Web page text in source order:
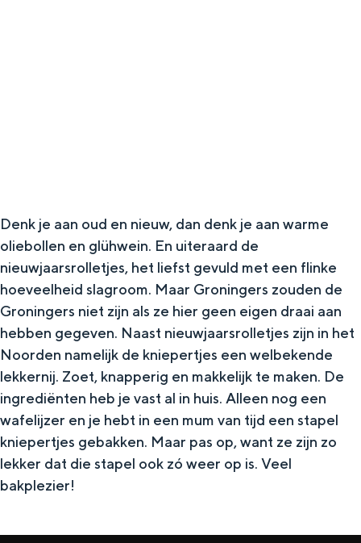
Top 10
bezienswaardigheden
In Groningen ligt het allemaal opvallend
dicht bij elkaar. De levendigheid van de
weidsheid van het ommeland en de
sporen van een eeuwenoud verleden.
Waddenkust
Denk je aan oud en nieuw, dan denk je aan warme
oliebollen en glühwein. En uiteraard de
nieuwjaarsrolletjes, het liefst gevuld met een flinke
hoeveelheid slagroom. Maar Groningers zouden de
Groningers niet zijn als ze hier geen eigen draai aan
hebben gegeven. Naast nieuwjaarsrolletjes zijn in het
Noorden namelijk de kniepertjes een welbekende
lekkernij. Zoet, knapperig en makkelijk te maken. De
ingrediënten heb je vast al in huis. Alleen nog een
wafelijzer en je hebt in een mum van tijd een stapel
kniepertjes gebakken. Maar pas op, want ze zijn zo
lekker dat die stapel ook zó weer op is. Veel
bakplezier!